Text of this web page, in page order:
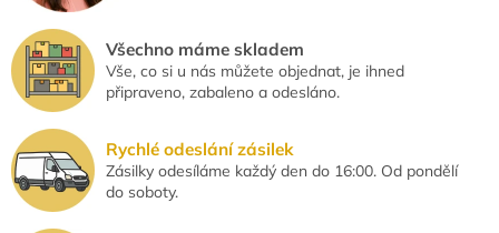
Všechno máme skladem
Vše, co si u nás můžete objednat, je ihned
připraveno, zabaleno a odesláno.
Rychlé odeslání zásilek
Zásilky odesíláme každý den do 16:00. Od pondělí
do soboty.